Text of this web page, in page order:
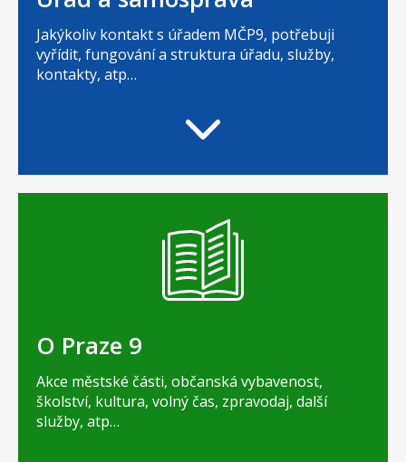
Jakýkoliv kontakt s úřadem MČP9, potřebuji
vyřídit, fungování a struktura úřadu, služby,
kontakty, atp…
O Praze 9
Akce městské části, občanská vybavenost,
školství, kultura, volný čas, zpravodaj, další
služby, atp…